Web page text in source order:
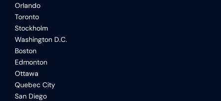
Orlando
Toronto
Stockholm
Washington D.C.
Boston
Edmonton
Ottawa
Quebec City
San Diego